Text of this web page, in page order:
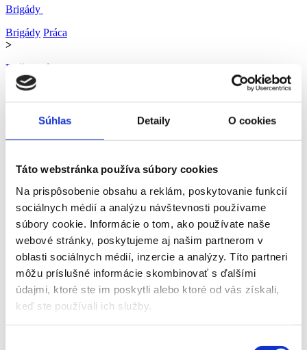
Súhlas Detaily O cookies
Táto webstránka používa súbory cookies
Na prispôsobenie obsahu a reklám, poskytovanie funkcií
sociálnych médií a analýzu návštevnosti používame
súbory cookie. Informácie o tom, ako používate naše
webové stránky, poskytujeme aj našim partnerom v
oblasti sociálnych médií, inzercie a analýzy. Títo partneri
môžu príslušné informácie skombinovať s ďalšími
údajmi, ktoré ste im poskytli alebo ktoré od vás získali,
keď ste používali ich služby.
Brigády
Brigády Práca
>
Prešovský kr.
Celá SR
Košický kraj
Nitriansky kraj Prešovský kraj Trenčiansky kraj Trnavský kraj
Žilinský kraj
Bardejov Humenné Kežmarok Levoča Medzilaborce
Sabinov Snina Stará Ľubovňa Stropkov Svidník Vranov nad
Topľou
Prešov
Manuálna
>